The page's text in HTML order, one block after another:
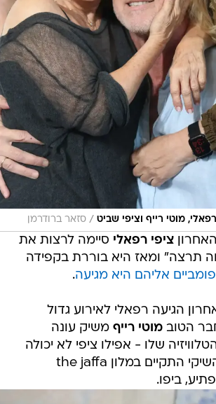
מוטי רייף וציפי שביט / סזאר ברודרמן
ציפי רפאלי סיימה לרצות את
תרצה" ומאז היא בוררת בקפידה
אליהם היא מגיעה.
הגיעה רפאלי לאירוע גדול
הטובמוטי רייף משיק עונה
שלו - אפילו ציפי לא יכולה
לסרב. האירוע השיקי התקיים במלון the jaffa
ביפו.